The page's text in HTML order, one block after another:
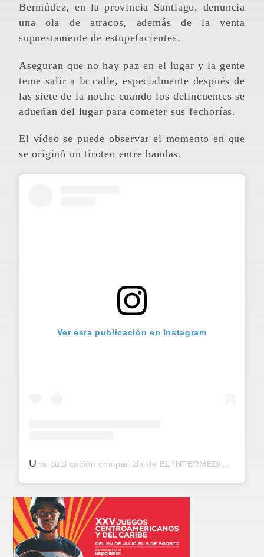
Bermúdez, en la provincia Santiago, denuncia
una ola de atracos, además de la venta
supuestamente de estupefacientes.
Aseguran que no hay paz en el lugar y la gente
teme salir a la calle, especialmente después de
las siete de la noche cuando los delincuentes se
adueñan del lugar para cometer sus fechorías.
El vídeo se puede observar el momento en que
se originó un tiroteo entre bandas.
Ver esta publicación en Instagram
Una publicación compartida de EL INTERMEDIO RD I NOTICIAS I PERIÓDICO DIGITAL (@elintermediodo)